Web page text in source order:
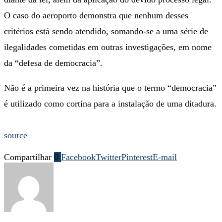
O caso do aeroporto demonstra que nenhum desses
critérios está sendo atendido, somando-se a uma série de
ilegalidades cometidas em outras investigações, em nome
da “defesa de democracia”.
Não é a primeira vez na história que o termo “democracia”
é utilizado como cortina para a instalação de uma ditadura.
source
Compartilhar 0 FacebookTwitterPinterestE-mail